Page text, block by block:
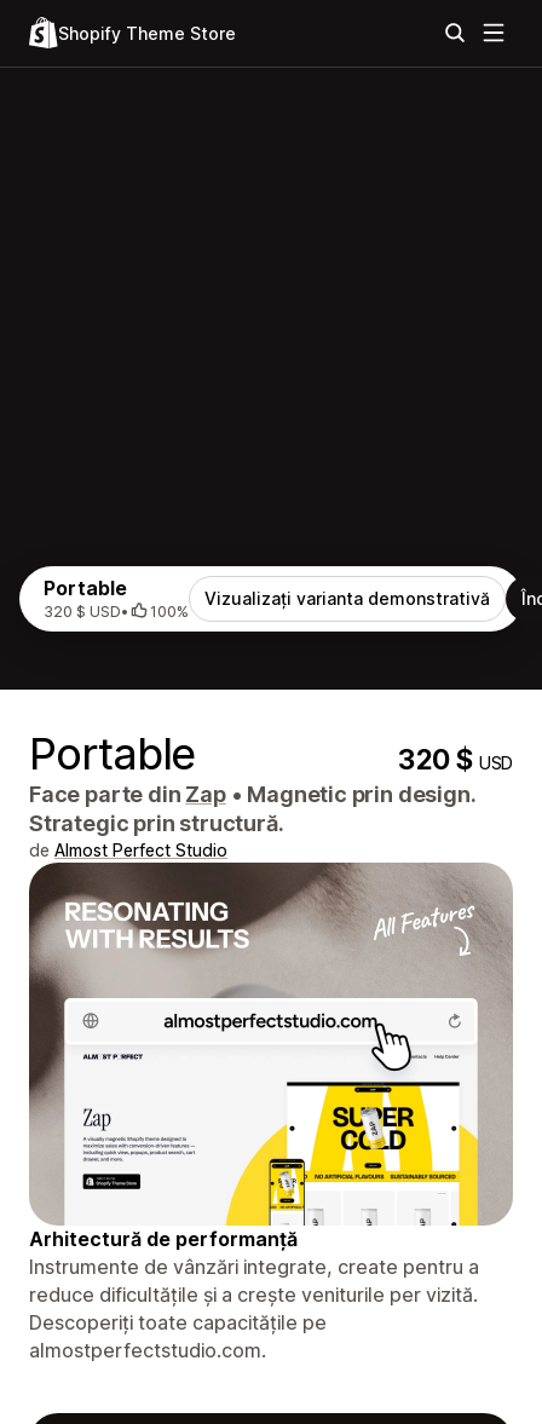
Shopify Theme Store
Portable
320 $ USD• 100%
Vizualizați varianta demonstrativă
Portable 320 $USD
Face parte din Zap • Magnetic prin design.
Strategic prin structură.
de Almost Perfect Studio
Arhitectură de performanță
Instrumente de vânzări integrate, create pentru a
reduce dificultățile și a crește veniturile per vizită.
Descoperiți toate capacitățile pe
almostperfectstudio.com.